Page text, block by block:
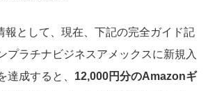
報として、現在、下記の完全ガイド記
プラチナビジネスアメックスに新規入
達成すると、 12,000円分のAmazonギ